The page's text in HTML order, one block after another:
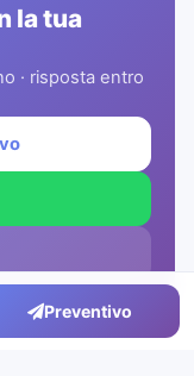
la tua
· risposta entro
Preventivo